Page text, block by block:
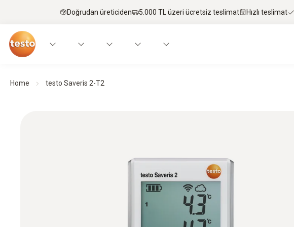
Doğrudan üreticiden 5.000 TL üzeri ücretsiz teslimat Hızlı teslimat
Home testo Saveris 2-T2